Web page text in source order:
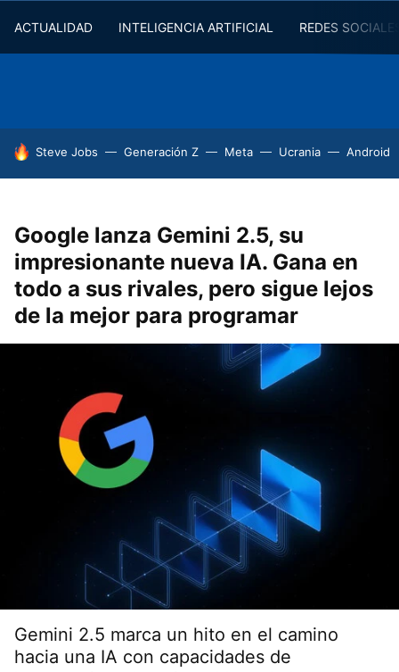
ACTUALIDAD INTELIGENCIA ARTIFICIAL REDES
HOY SE HABLA DE
Steve Jobs Generación Z Meta Ucrania Android
Google lanza Gemini 2.5, su
impresionante nueva IA. Gana en
todo a sus rivales, pero sigue lejos
de la mejor para programar
Gemini 2.5 marca un hito en el camino
hacia una IA con capacidades de